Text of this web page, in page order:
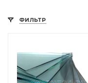
ФИЛЬТР